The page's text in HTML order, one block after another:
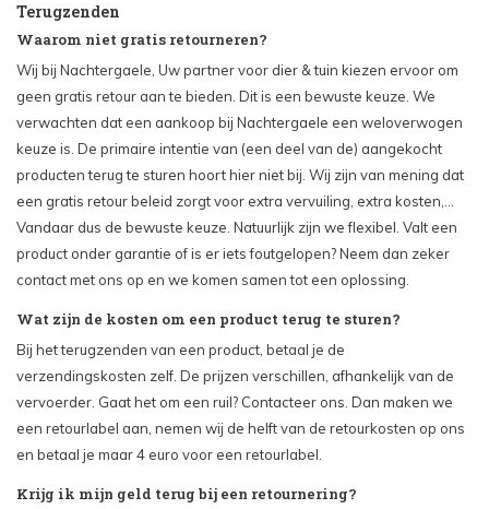
Terugzenden
Waarom niet gratis retourneren?
Wij bij Nachtergaele, Uw partner voor dier & tuin kiezen ervoor om
geen gratis retour aan te bieden. Dit is een bewuste keuze. We
verwachten dat een aankoop bij Nachtergaele een weloverwogen
keuze is. De primaire intentie van (een deel van de) aangekocht
producten terug te sturen hoort hier niet bij. Wij zijn van mening dat
een gratis retour beleid zorgt voor extra vervuiling, extra kosten,...
Vandaar dus de bewuste keuze. Natuurlijk zijn we flexibel. Valt een
product onder garantie of is er iets foutgelopen? Neem dan zeker
contact met ons op en we komen samen tot een oplossing.
Wat zijn de kosten om een product terug te sturen?
Bij het terugzenden van een product, betaal je de
verzendingskosten zelf. De prijzen verschillen, afhankelijk van de
vervoerder. Gaat het om een ruil? Contacteer ons. Dan maken we
een retourlabel aan, nemen wij de helft van de retourkosten op ons
en betaal je maar 4 euro voor een retourlabel.
Krijg ik mijn geld terug bij een retournering?